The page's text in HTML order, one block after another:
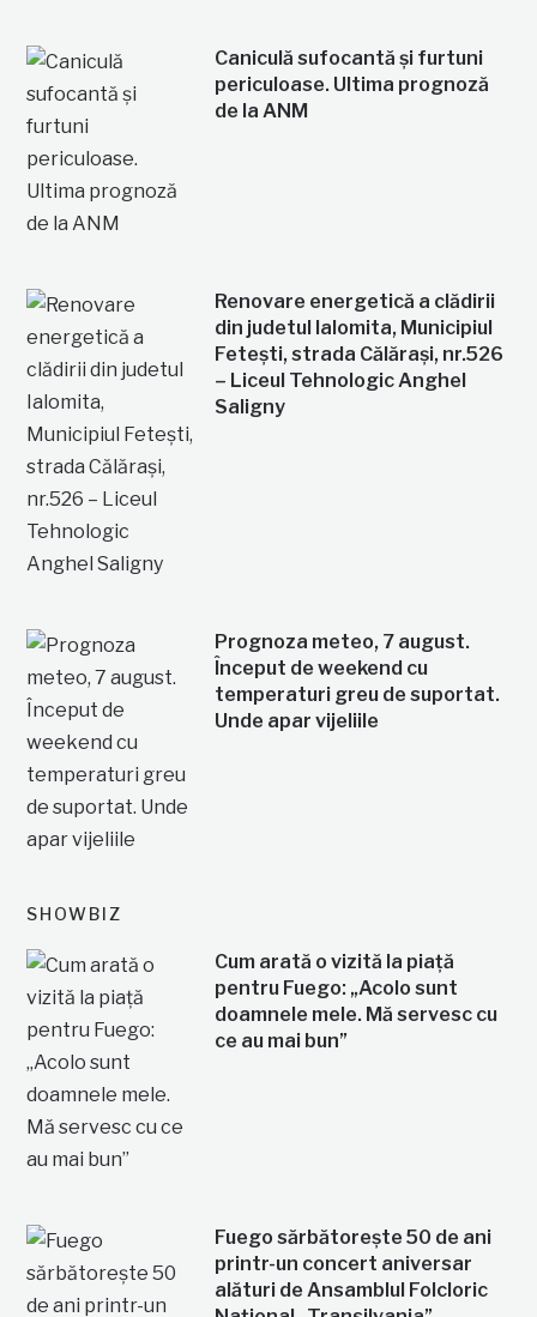
Caniculă sufocantă și furtuni
periculoase. Ultima prognoză
de la ANM
Renovare energetică a clădirii
din judetul Ialomita, Municipiul
Fetești, strada Călărași, nr.526
– Liceul Tehnologic Anghel
Saligny
Prognoza meteo, 7 august.
Început de weekend cu
temperaturi greu de suportat.
Unde apar vijeliile
SHOWBIZ
Cum arată o vizită la piață
pentru Fuego: „Acolo sunt
doamnele mele. Mă servesc cu
ce au mai bun”
Fuego sărbătorește 50 de ani
printr-un concert aniversar
alături de Ansamblul Folcloric